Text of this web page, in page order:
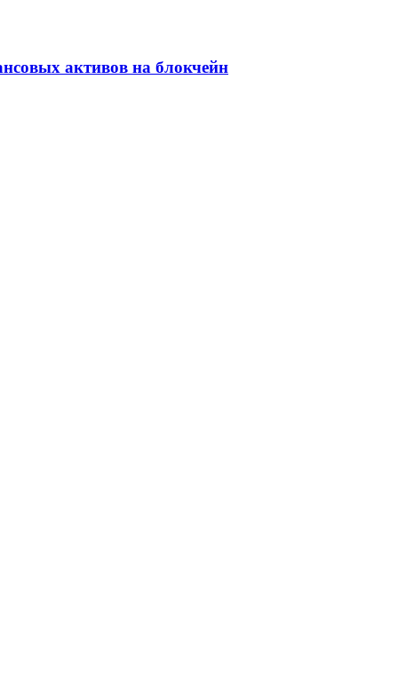
активов на блокчейн